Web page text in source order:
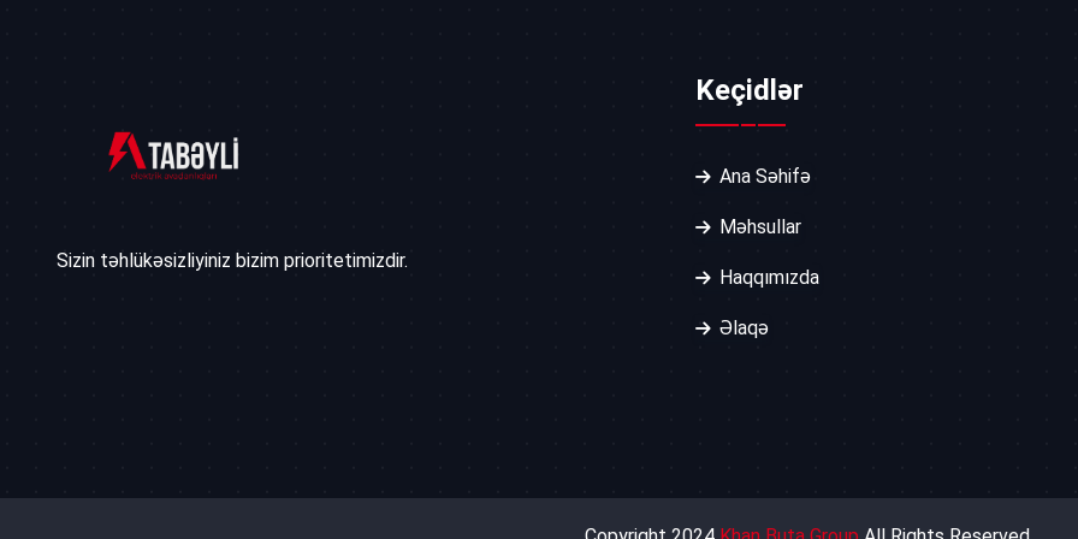
Sizin təhlükəsizliyiniz bizim prioritetimizdir.
Keçidlər
Ana Səhifə
Məhsullar
Haqqımızda
Əlaqə